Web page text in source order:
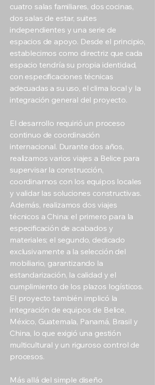
cuatro salas familiares, dos cocinas,
dos salas de estar, suites
independientes y una serie de
espacios de apoyo. Desde el principio,
establecimos como directriz que cada
espacio tendría su propia identidad,
con especificaciones técnicas
adecuadas a su uso, el clima local y la
integración general del proyecto.
El desarrollo requirió un proceso
continuo de coordinación
internacional. Durante dos años,
realizamos varios viajes a Belice para
supervisar la construcción,
coordinarnos con los equipos locales
y validar las soluciones constructivas.
Además, realizamos dos viajes
técnicos a China: el primero para la
especificación de acabados y
materiales; el segundo, dedicado
exclusivamente a la selección del
mobiliario, garantizando la
estandarización, la calidad y el
cumplimiento de los plazos logísticos.
El proyecto también implicó la
integración de equipos de Belice,
México, Guatemala, Panamá, Brasil y
China, lo que exigió una gestión
multicultural y un riguroso control de
procesos.
Más allá del simple diseño